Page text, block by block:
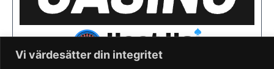
Vi värdesätter din integritet